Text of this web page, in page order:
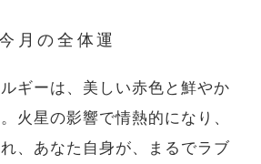
月の全体運
ギーは、美しい赤色と鮮やか
火星の影響で情熱的になり、
、あなた自身が、まるでラブ